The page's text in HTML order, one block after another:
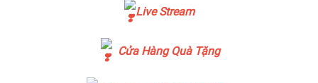
Live Stream
Cửa Hàng Quà Tặng